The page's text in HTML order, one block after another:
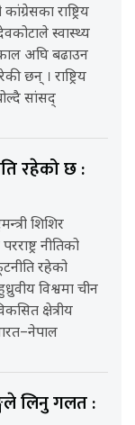
राष्ट्रिय
स्वास्थ्य
अघि बढाउन
छन् । राष्ट्रिय
सांसद्
रहेको छ :
शिशिर
नीतिको
रहेको
विश्वमा चीन
क्षेत्रीय
लिनु गलत :